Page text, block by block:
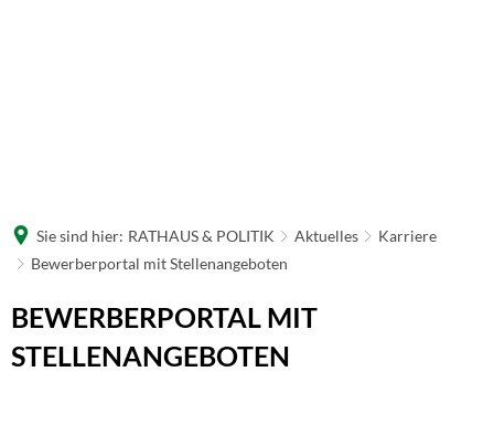
Sie sind hier: RATHAUS & POLITIK Aktuelles
Karriere
Bewerberportal mit Stellenangeboten
Bewerberportal
mit
BEWERBERPORTAL MIT
STELLENANGEBOTEN